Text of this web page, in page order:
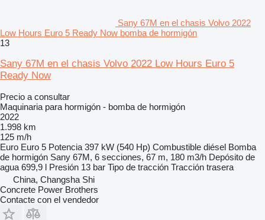
Sany 67M en el chasis Volvo 2022
Low Hours Euro 5 Ready Now bomba de hormigón
13
Sany 67M en el chasis Volvo 2022 Low Hours Euro 5
Ready Now
Precio a consultar
Maquinaria para hormigón - bomba de hormigón
2022
1.998 km
125 m/h
Euro Euro 5 Potencia 397 kW (540 Hp) Combustible diésel Bomba
de hormigón Sany 67M, 6 secciones, 67 m, 180 m3/h Depósito de
agua 699,9 l Presión 13 bar Tipo de tracción Tracción trasera
China, Changsha Shi
Concrete Power Brothers
Contacte con el vendedor